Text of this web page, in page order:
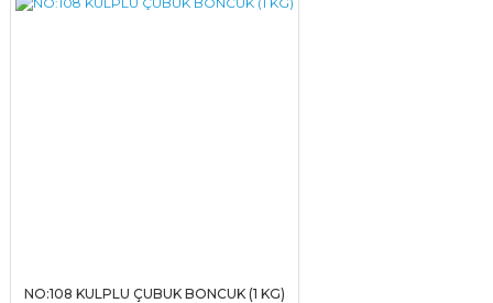
NO:108 KULPLU ÇUBUK BONCUK (1 KG)